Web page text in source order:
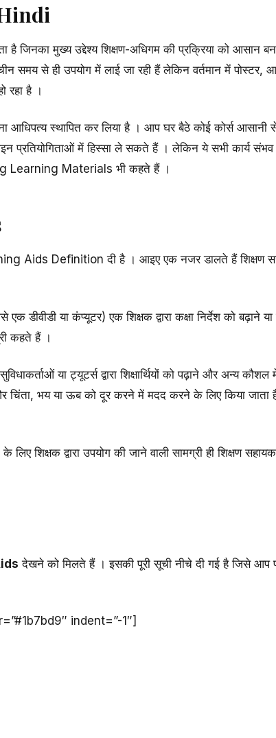
जिनका मुख्य उद्देश्य शिक्षण-अधिगम की प्रक्रिया को आसान
समय से ही उपयोग में लाई जा रही हैं लेकिन वर्तमान में पोस्टर,
रहा है ।
आधिपत्य स्थापित कर लिया है । आप घर बैठे कोई कोर्स आसानी
प्रतियोगिताओं में हिस्सा ले सकते हैं । लेकिन ये सभी कार्य संभव
Learning Materials भी कहते हैं ।
Aids Definition दी है । आइए एक नजर डालते हैं शिक्षण
या कंप्यूटर) एक शिक्षक द्वारा कक्षा निर्देश को बढ़ाने
कहते हैं ।
या ट्यूटर्स द्वारा शिक्षार्थियों को पढ़ाने और अन्य कौशल
चिंता, भय या ऊब को दूर करने में मदद करने के लिए किया जाता
शिक्षक द्वारा उपयोग की जाने वाली सामग्री ही शिक्षण सहायक
देखने को मिलते हैं । इसकी पूरी सूची नीचे दी गई है जिसे आप
indent=”-1″]